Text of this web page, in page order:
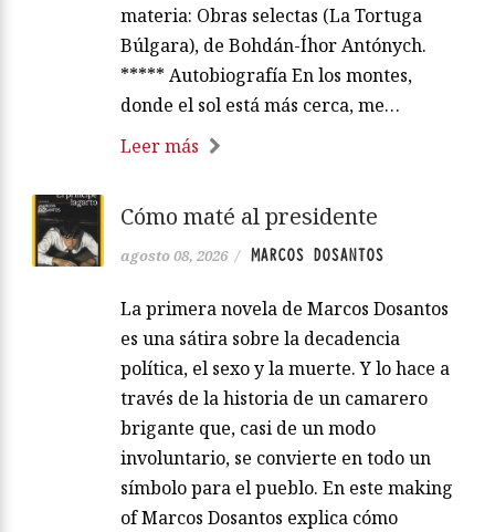
materia: Obras selectas (La Tortuga
Búlgara), de Bohdán-Íhor Antónych.
***** Autobiografía En los montes,
donde el sol está más cerca, me…
Leer más
Cómo maté al presidente
agosto 08, 2026 / MARCOS DOSANTOS
La primera novela de Marcos Dosantos
es una sátira sobre la decadencia
política, el sexo y la muerte. Y lo hace a
través de la historia de un camarero
brigante que, casi de un modo
involuntario, se convierte en todo un
símbolo para el pueblo. En este making
of Marcos Dosantos explica cómo